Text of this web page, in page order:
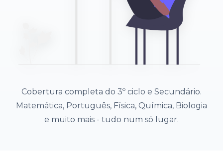
Cobertura completa do 3º ciclo e Secundário.
Matemática, Português, Física, Química, Biologia
e muito mais - tudo num só lugar.